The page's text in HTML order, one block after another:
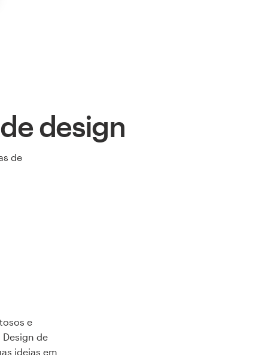
design
de
e
de
ideias em